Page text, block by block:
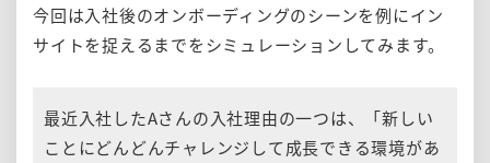
今回は入社後のオンボーディングのシーンを例にイン
サイトを捉えるまでをシミュレーションしてみます。
最近入社したAさんの入社理由の一つは、「新しい
ことにどんどんチャレンジして成長できる環境があ